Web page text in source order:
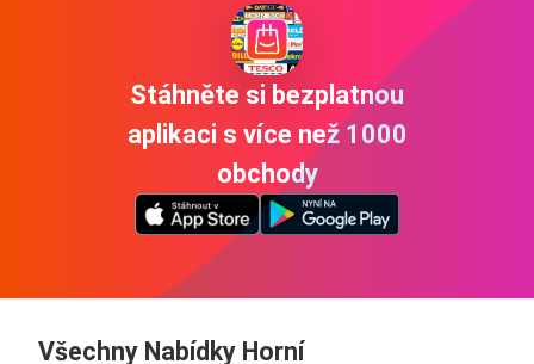
Stáhněte si bezplatnou
aplikaci s více než 1000
obchody
Všechny Nabídky Horní